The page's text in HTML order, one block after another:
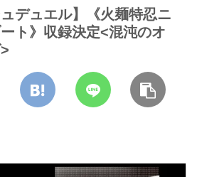
ュデュエル】《火麺特忍ニ
ト》収録決定<混沌のオ